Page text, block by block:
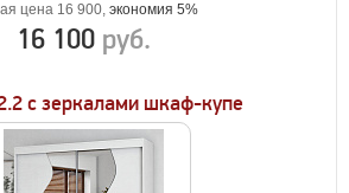
цена 16 900, экономия 5%
16 100 руб.
с зеркалами шкаф-купе